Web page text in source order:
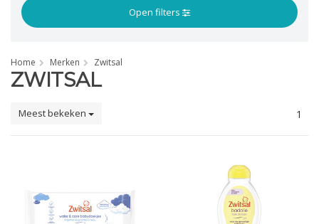
Open filters
Home Merken Zwitsal
ZWITSAL
Meest bekeken 1